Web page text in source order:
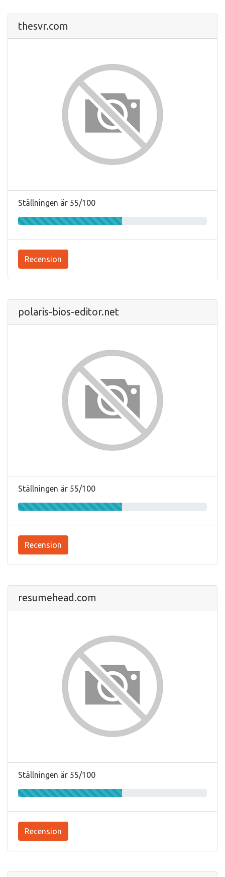
thesvr.com
Ställningen är 55/100
Recension
polaris-bios-editor.net
Ställningen är 55/100
Recension
resumehead.com
Ställningen är 55/100
Recension